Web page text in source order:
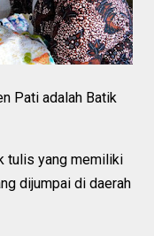
Pati adalah Batik
tulis yang memiliki
dijumpai di daerah